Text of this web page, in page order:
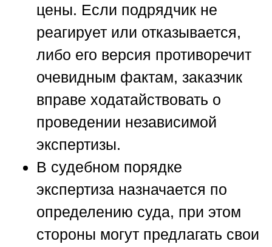
цены. Если подрядчик не
реагирует или отказывается,
либо его версия противоречит
очевидным фактам, заказчик
вправе ходатайствовать о
проведении независимой
экспертизы.
В судебном порядке
экспертиза назначается по
определению суда, при этом
стороны могут предлагать свои